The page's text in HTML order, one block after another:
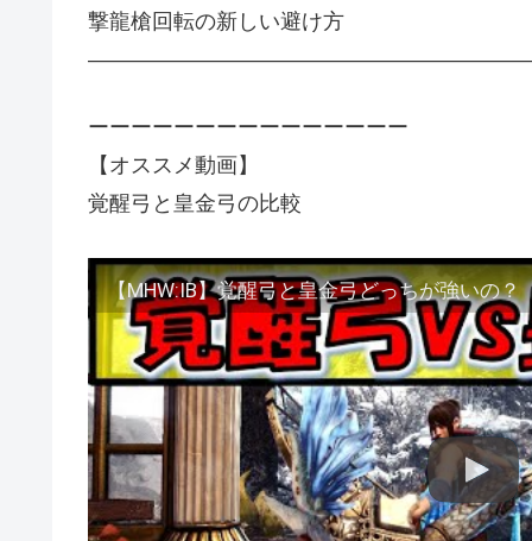
撃龍槍回転の新しい避け方
ーーーーーーーーーーーーーーー
【オススメ動画】
覚醒弓と皇金弓の比較